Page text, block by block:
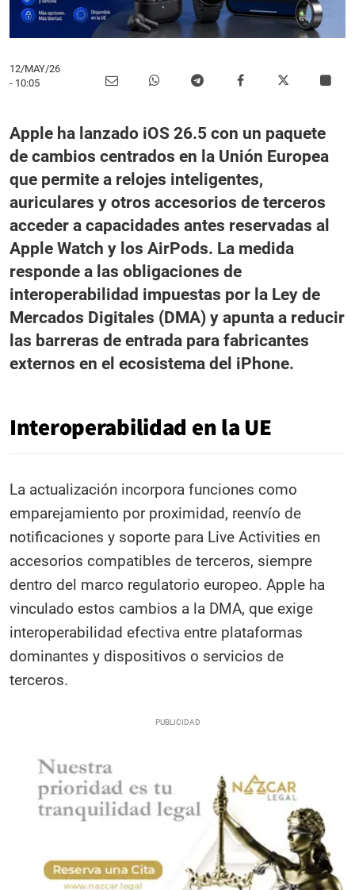
12/MAY/26
- 10:05
Apple ha lanzado iOS 26.5 con un paquete
de cambios centrados en la Unión Europea
que permite a relojes inteligentes,
auriculares y otros accesorios de terceros
acceder a capacidades antes reservadas al
Apple Watch y los AirPods. La medida
responde a las obligaciones de
interoperabilidad impuestas por la Ley de
Mercados Digitales (DMA) y apunta a reducir
las barreras de entrada para fabricantes
externos en el ecosistema del iPhone.
Interoperabilidad en la UE
La actualización incorpora funciones como
emparejamiento por proximidad, reenvío de
notificaciones y soporte para Live Activities en
accesorios compatibles de terceros, siempre
dentro del marco regulatorio europeo. Apple ha
vinculado estos cambios a la DMA, que exige
interoperabilidad efectiva entre plataformas
dominantes y dispositivos o servicios de
terceros.